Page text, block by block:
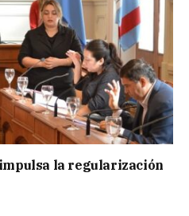
la regularización